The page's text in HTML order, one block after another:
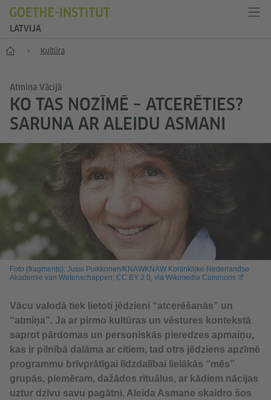
LATVIJA
Sākums Kultūra
Atmiņa Vācijā
KO TAS NOZĪMĒ – ATCERĒTIES?
SARUNA AR ALEIDU ASMANI
Foto (fragments): Jussi Puikkonen/KNAWKNAW Koninklijke Nederlandse
Akademie van Wetenschappen; CC BY 2.0, via Wikimedia Commons
Vācu valodā tiek lietoti jēdzieni “atcerēšanās” un
“atmiņa”. Ja ar pirmo kultūras un vēstures kontekstā
saprot pārdomas un personiskās pieredzes apmaiņu,
kas ir pilnībā dalāma ar citiem, tad otrs jēdziens apzīmē
programmu brīvprātīgai līdzdalībai lielākās “mēs”
grupās, piemēram, dažādos rituālus, ar kādiem nācijas
uztur dzīvu savu pagātni. Aleida Asmane skaidro šos